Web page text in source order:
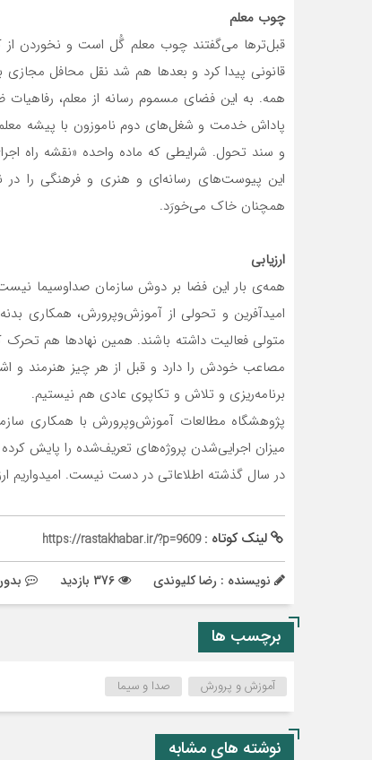
چوب معلم
قبل‌ترها می‌گفتند چوب معلم گُل است و نخوردن
قانونی پیدا کرد و بعدها هم شد نقل محافل مجازی
همه. به این فضای مسموم رسانه‌ از معلم، رفاهیات
پاداش خدمت و شغل‌های دوم ناموزون با پیشه معلمی
و سند تحول. شرایطی که ماده واحده «نقشه راه
این پیوست‌های رسانه‌ای و هنری و فرهنگی را در
همچنان خاک می‌خورَد.
ارزیابی
همه‌ی بار این فضا بر دوش سازمان صداوسیما
امیدآفرین و تحولی از آموزش‌و‌پرورش، همکاری
متولی فعالیت داشته باشند. همین نهادها هم تحرک
مصاعب خودش را دارد و قبل از هر چیز هنرمند و
برنامه‌ریزی و تلاش و تکاپوی عادی هم نیستیم.
پژوهشگاه مطالعات آموزش‌و‌پرورش با همکاری
میزان اجرایی‌شدن پروژه‌های تعریف‌شده را پایش
در سال گذشته اطلاعاتی در دست نیست. امیدواریم
لینک کوتاه :https://rastakhabar.ir/?p=9609
نویسنده : رضا کلیوندی
برچسب ها
آموزش و پرورش صدا و سیما
نوشته های مشابه